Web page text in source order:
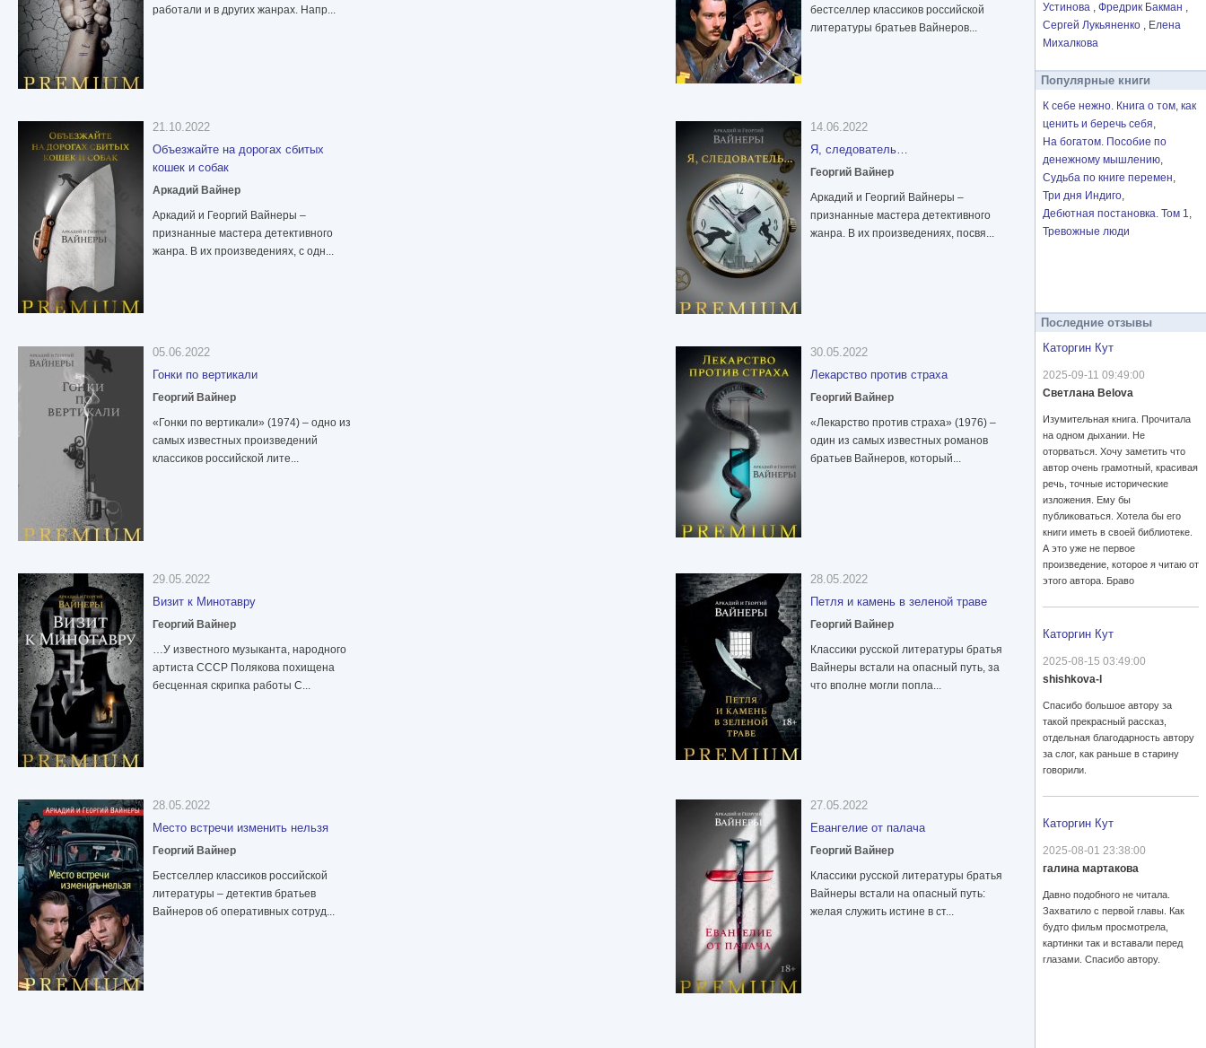
работали и в других жанрах. Напр...
бестселлер классиков российской
литературы братьев Вайнеров...
21.10.2022
Объезжайте на дорогах сбитых
кошек и собак
Аркадий Вайнер
Аркадий и Георгий Вайнеры –
признанные мастера детективного
жанра. В их произведениях, с одн...
14.06.2022
Я, следователь…
Георгий Вайнер
Аркадий и Георгий Вайнеры –
признанные мастера детективного
жанра. В их произведениях, посвя...
05.06.2022
Гонки по вертикали
Георгий Вайнер
«Гонки по вертикали» (1974) – одно из
самых известных произведений
классиков российской лите...
30.05.2022
Лекарство против страха
Георгий Вайнер
«Лекарство против страха» (1976) –
один из самых известных романов
братьев Вайнеров, который...
29.05.2022
Визит к Минотавру
Георгий Вайнер
…У известного музыканта, народного
артиста СССР Полякова похищена
бесценная скрипка работы С...
28.05.2022
Петля и камень в зеленой траве
Георгий Вайнер
Классики русской литературы братья
Вайнеры встали на опасный путь, за
что вполне могли попла...
28.05.2022
Место встречи изменить нельзя
Георгий Вайнер
Бестселлер классиков российской
литературы – детектив братьев
Вайнеров об оперативных сотруд...
27.05.2022
Евангелие от палача
Георгий Вайнер
Классики русской литературы братья
Вайнеры встали на опасный путь:
желая служить истине в ст...
Устинова
Фредрик Бакман
Сергей Лукьяненко
Елена
Михалкова
Популярные книги
К себе нежно. Книга о том, как
ценить и беречь себя
На богатом. Пособие по
денежному мышлению
Судьба по книге перемен
Три дня Индиго
Дебютная постановка. Том 1
Тревожные люди
Последние отзывы
Каторгин Кут
2025-09-11 09:49:00
Светлана Belova
Изумительная книга. Прочитала
на одном дыхании. Не
оторваться. Хочу заметить что
автор очень грамотный, красивая
речь, точные исторические
изложения. Ему бы
публиковаться. Хотела бы его
книги иметь в своей библиотеке.
А это уже не первое
произведение, которое я читаю от
этого автора. Браво
Каторгин Кут
2025-08-15 03:49:00
shishkova-l
Спасибо большое автору за
такой прекрасный рассказ,
отдельная благодарность автору
за слог, как раньше в старину
говорили.
Каторгин Кут
2025-08-01 23:38:00
галина мартакова
Давно подобного не читала.
Захватило с первой главы. Как
будто фильм просмотрела,
картинки так и вставали перед
глазами. Спасибо автору.